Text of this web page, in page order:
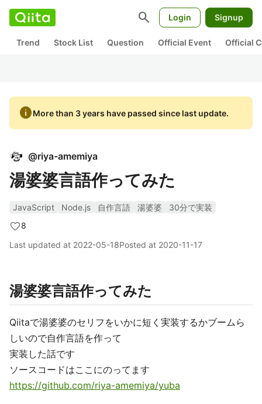
search Login Signup
Trend Stock List Question Official Event Official
infoMore than 3 years have passed since last update.
@riya-amemiya
湯婆婆言語作ってみた
JavaScript Node.js 自作言語 湯婆婆
30分で実装
8
Last updated at 2022-05-18Posted at 2020-11-17
湯婆婆言語作ってみた
Qiitaで湯婆婆のセリフをいかに短く実装するかブームら
しいので自作言語を作って
実装した話です
ソースコードはここにのってます
https://github.com/riya-amemiya/yuba